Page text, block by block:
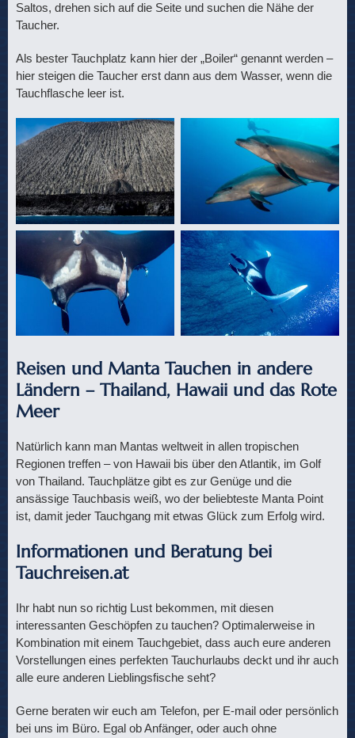
Saltos, drehen sich auf die Seite und suchen die Nähe der
Taucher.
Als bester Tauchplatz kann hier der „Boiler“ genannt werden –
hier steigen die Taucher erst dann aus dem Wasser, wenn die
Tauchflasche leer ist.
Reisen und Manta Tauchen in andere
Ländern – Thailand, Hawaii und das Rote
Meer
Natürlich kann man Mantas weltweit in allen tropischen
Regionen treffen – von Hawaii bis über den Atlantik, im Golf
von Thailand. Tauchplätze gibt es zur Genüge und die
ansässige Tauchbasis weiß, wo der beliebteste Manta Point
ist, damit jeder Tauchgang mit etwas Glück zum Erfolg wird.
Informationen und Beratung bei
Tauchreisen.at
Ihr habt nun so richtig Lust bekommen, mit diesen
interessanten Geschöpfen zu tauchen? Optimalerweise in
Kombination mit einem Tauchgebiet, dass auch eure anderen
Vorstellungen eines perfekten Tauchurlaubs deckt und ihr auch
alle eure anderen Lieblingsfische seht?
Gerne beraten wir euch am Telefon, per E-mail oder persönlich
bei uns im Büro. Egal ob Anfänger, oder auch ohne